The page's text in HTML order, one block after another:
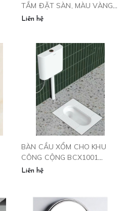
TẮM ĐẶT SÀN, MÀU VÀNG -
SB1703V CLEANMAX
Liên hệ
BÀN CẦU XỔM CHO KHU
CÔNG CỘNG BCX1001
CLEANMAX
Liên hệ